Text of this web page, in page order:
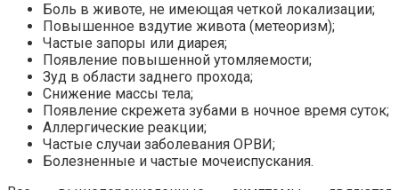
Боль в животе, не имеющая четкой локализации;
Повышенное вздутие живота (метеоризм);
Частые запоры или диарея;
Появление повышенной утомляемости;
Зуд в области заднего прохода;
Снижение массы тела;
Появление скрежета зубами в ночное время суток;
Аллергические реакции;
Частые случаи заболевания ОРВИ;
Болезненные и частые мочеиспускания.